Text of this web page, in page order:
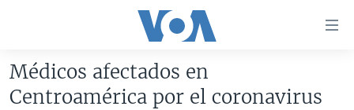
accesibilidad
AMÉRICA DEL NORTE
Médicos afectados en
Centroamérica por el coronavirus